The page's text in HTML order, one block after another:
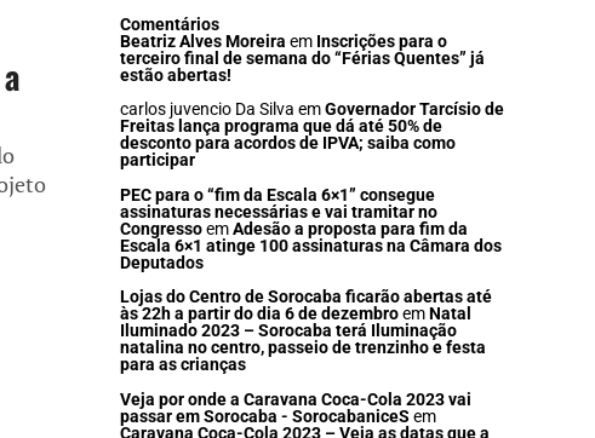
Comentários
Beatriz Alves Moreira em Inscrições para o
terceiro final de semana do “Férias Quentes” já
estão abertas!
carlos juvencio Da Silva emGovernador Tarcísio de
Freitas lança programa que dá até 50% de
desconto para acordos de IPVA; saiba como
participar
PEC para o “fim da Escala 6×1” consegue
assinaturas necessárias e vai tramitar no
CongressoemAdesão a proposta para fim da
Escala 6×1 atinge 100 assinaturas na Câmara dos
Deputados
Lojas do Centro de Sorocaba ficarão abertas até
às 22h a partir do dia 6 de dezembroemNatal
Iluminado 2023 – Sorocaba terá Iluminação
natalina no centro, passeio de trenzinho e festa
para as crianças
Veja por onde a Caravana Coca-Cola 2023 vai
passar em Sorocaba - SorocabaniceS em
Caravana Coca-Cola 2023 – Veja as datas que a